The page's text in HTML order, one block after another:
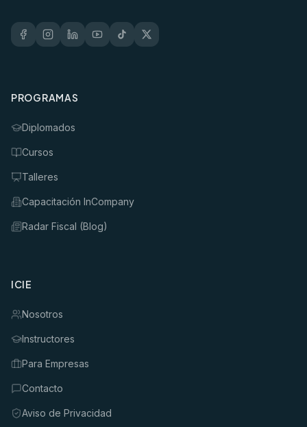
PROGRAMAS
Diplomados
Cursos
Talleres
Capacitación InCompany
Radar Fiscal (Blog)
ICIE
Nosotros
Instructores
Para Empresas
Contacto
Aviso de Privacidad